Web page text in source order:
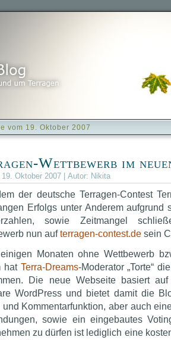
vom 19. Oktober 2007
Wettbewerb im
19. Oktober 2007 | Autor: Nikita
der deutsche Terragen-Contest
Erfolgs unter Anderem aufgrund
sowie Zeitmangel
nun aufterragen-contest.de sein
Monaten ohne Wettbewerb
hat Terra-Dreams-Moderator „Torte“
Die neue Webseite basiert
WordPress und bietet damit die
und Kommentarfunktion, aber auch
sowie ein eingebautes
zu dürfen ist lediglich eine